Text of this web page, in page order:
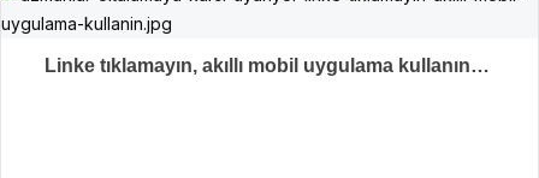
Linke tıklamayın, akıllı mobil uygulama kullanın…